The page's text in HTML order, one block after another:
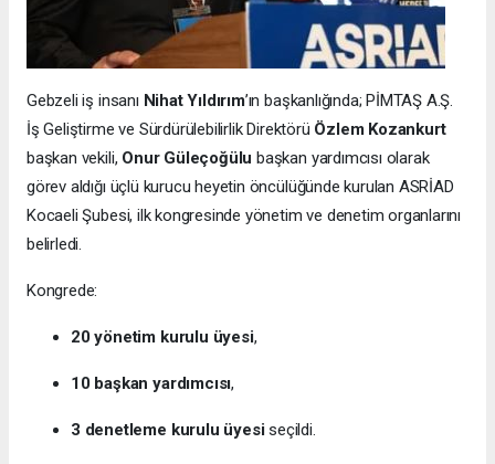
Gebzeli iş insanı Nihat Yıldırım’ın başkanlığında; PİMTAŞ A.Ş.
İş Geliştirme ve Sürdürülebilirlik Direktörü Özlem Kozankurt
başkan vekili, Onur Güleçoğülu başkan yardımcısı olarak
görev aldığı üçlü kurucu heyetin öncülüğünde kurulan ASRİAD
Kocaeli Şubesi, ilk kongresinde yönetim ve denetim organlarını
belirledi.
Kongrede:
20 yönetim kurulu üyesi,
10 başkan yardımcısı,
3 denetleme kurulu üyesiseçildi.